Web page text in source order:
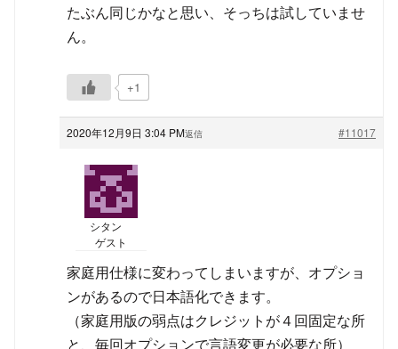
たぶん同じかなと思い、そっちは試していませ
ん。
+1
2020年12月9日 3:04 PM #11017
返信
シタン
ゲスト
家庭用仕様に変わってしまいますが、オプショ
ンがあるので日本語化できます。
（家庭用版の弱点はクレジットが４回固定な所
と、毎回オプションで言語変更が必要な所）